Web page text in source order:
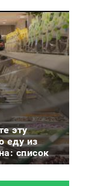
эту
еду из
список